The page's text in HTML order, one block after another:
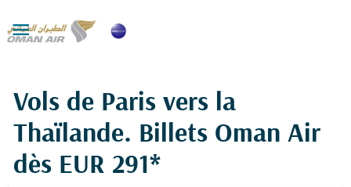

Vols de Paris vers la
Thaïlande. Billets Oman Air
dès EUR 291*